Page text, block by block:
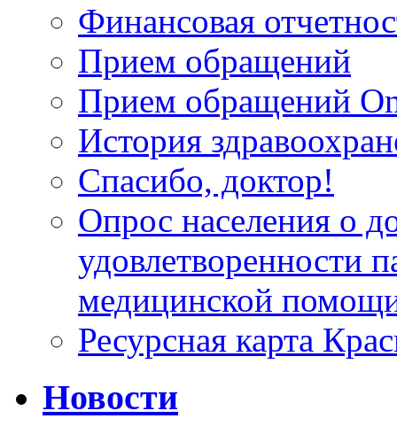
Финансовая
Прием обращений
Прием обращений
История
Спасибо, доктор!
Опрос населения о
удовлетворенности
медицинской
Ресурсная карта
Новости